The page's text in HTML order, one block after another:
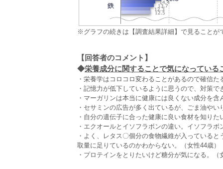
※グラフの続きは【調査結果詳細】で見ることが
【回答者のコメント】
◆栄養成分に関することで気になっている
・栄養学はコロコロ変わることがあるので確信
・記憶力が低下しているように思うので、対策
・マーガリンは本当に健康には良くない成分を
・セサミンの広告が多く出ているが、ごま油や
・自分の遺伝子に合った健康に良い食材を知り
・エクオールとイソフラボンの違い。イソフラ
・よく、レタス〇個分の食物繊維が入っている
取量に足りているのかわからない。（女性44歳）
・プロテインをとりたいけど糖分が気になる。（